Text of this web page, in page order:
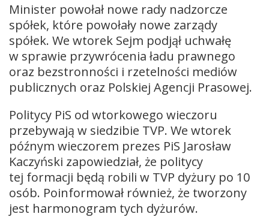
Minister powołał nowe rady nadzorcze
spółek, które powołały nowe zarządy
spółek. We wtorek Sejm podjął uchwałę
w sprawie przywrócenia ładu prawnego
oraz bezstronności i rzetelności mediów
publicznych oraz Polskiej Agencji Prasowej.
Politycy PiS od wtorkowego wieczoru
przebywają w siedzibie TVP. We wtorek
późnym wieczorem prezes PiS Jarosław
Kaczyński zapowiedział, że politycy
tej formacji będą robili w TVP dyżury po 10
osób. Poinformował również, że tworzony
jest harmonogram tych dyżurów.